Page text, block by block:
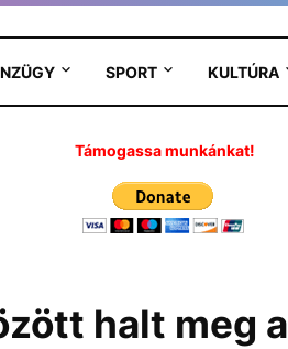
SPORT KULTÚRA
Támogassa munkánkat!
halt meg a